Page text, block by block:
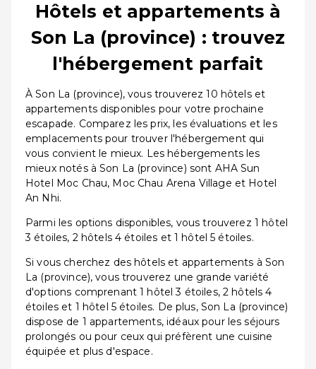
Hôtels et appartements à
Son La (province) : trouvez
l'hébergement parfait
À Son La (province), vous trouverez 10 hôtels et
appartements disponibles pour votre prochaine
escapade. Comparez les prix, les évaluations et les
emplacements pour trouver l'hébergement qui
vous convient le mieux. Les hébergements les
mieux notés à Son La (province) sont AHA Sun
Hotel Moc Chau, Moc Chau Arena Village et Hotel
An Nhi.
Parmi les options disponibles, vous trouverez 1 hôtel
3 étoiles, 2 hôtels 4 étoiles et 1 hôtel 5 étoiles.
Si vous cherchez des hôtels et appartements à Son
La (province), vous trouverez une grande variété
d'options comprenant 1 hôtel 3 étoiles, 2 hôtels 4
étoiles et 1 hôtel 5 étoiles. De plus, Son La (province)
dispose de 1 appartements, idéaux pour les séjours
prolongés ou pour ceux qui préfèrent une cuisine
équipée et plus d'espace.